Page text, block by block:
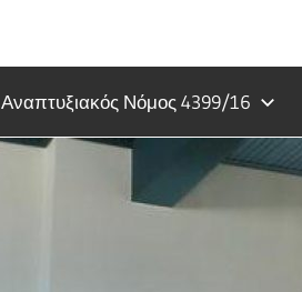
Αναπτυξιακός Νόμος 4399/16